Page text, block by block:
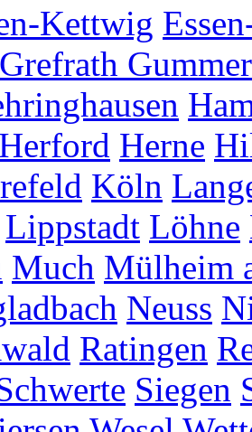
Kettwig
Grefrath
Herford Herne
Köln
Lippstadt Löhne
Much Mülheim
Neuss
Ratingen
Siegen